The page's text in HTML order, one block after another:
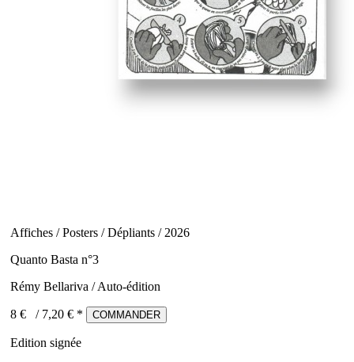
Affiches / Posters / Dépliants / 2026
Quanto Basta n°3
Rémy Bellariva / Auto-édition
8 € / 7,20 € * COMMANDER
Edition signée